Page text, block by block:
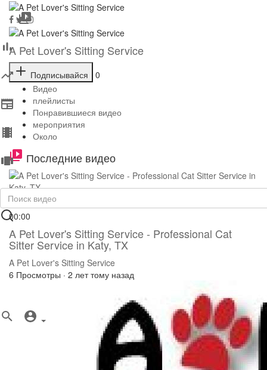
A Pet Lover's Sitting Service
Подписывайся
0
Видео
плейлисты
Понравившиеся видео
мероприятия
Около
Последние видео
00:00
A Pet Lover's Sitting Service - Professional Cat
Sitter Service in Katy, TX
A Pet Lover's Sitting Service
6 Просмотры · 2 лет тому назад